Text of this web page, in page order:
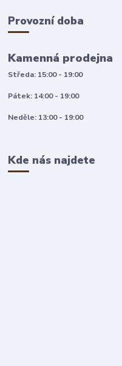
Provozní doba
Kamenná prodejna
Středa: 15:00 - 19:00
Pátek: 14:00 - 19:00
Neděle: 13:00 - 19:00
Kde nás najdete